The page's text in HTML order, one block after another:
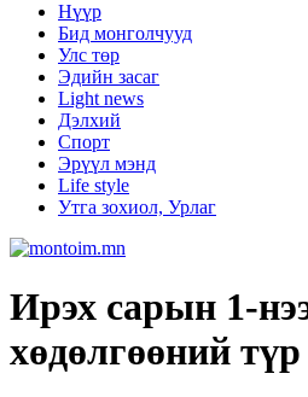
Нүүр
Бид монголчууд
Улс төр
Эдийн засаг
Light news
Дэлхий
Спорт
Эрүүл мэнд
Life style
Утга зохиол, Урлаг
Ирэх сарын 1-
хөдөлгөөний түр